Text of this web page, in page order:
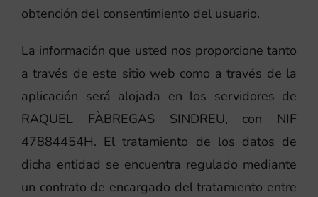
obtención del consentimiento del usuario.
La información que usted nos proporcione tanto
a través de este sitio web como a través de la
aplicación será alojada en los servidores de
RAQUEL FÀBREGAS SINDREU, con NIF
47884454H. El tratamiento de los datos de
dicha entidad se encuentra regulado mediante
un contrato de encargado del tratamiento entre